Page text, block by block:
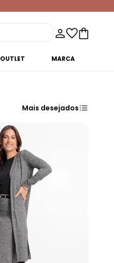
OUTLET MARCA
Mais desejados